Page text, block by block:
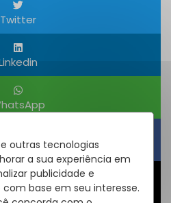
outras tecnologias
a sua experiência em
publicidade e
base em seu interesse.
Twitter
um Link